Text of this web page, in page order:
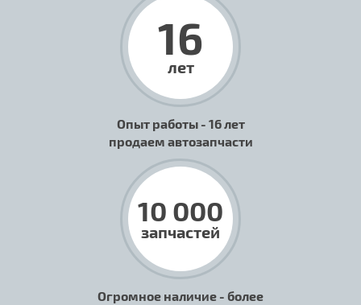
16
лет
Опыт работы - 16 лет
продаем автозапчасти
10 000
запчастей
Огромное наличие - более